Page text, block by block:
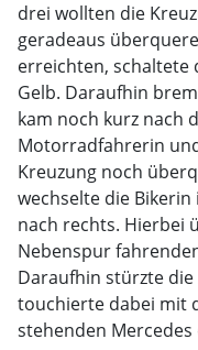
drei wollten die
geradeaus
erreichten, schaltete
Gelb. Daraufhin
kam noch kurz nach
Motorradfahrerin
Kreuzung noch
wechselte die
nach rechts. Hierbei
Nebenspur
Daraufhin stürzte die
touchierte dabei mit
stehenden Mercedes